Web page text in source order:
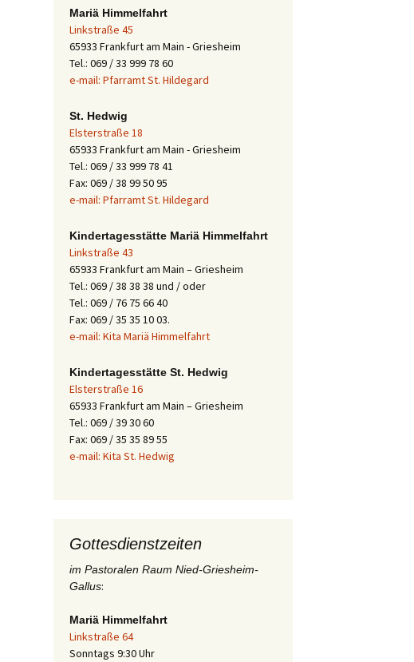
Mariä Himmelfahrt
Linkstraße 45
65933 Frankfurt am Main - Griesheim
Tel.: 069 / 33 999 78 60
e-mail: Pfarramt St. Hildegard
St. Hedwig
Elsterstraße 18
65933 Frankfurt am Main - Griesheim
Tel.: 069 / 33 999 78 41
Fax: 069 / 38 99 50 95
e-mail: Pfarramt St. Hildegard
Kindertagesstätte Mariä Himmelfahrt
Linkstraße 43
65933 Frankfurt am Main – Griesheim
Tel.: 069 / 38 38 38 und / oder
Tel.: 069 / 76 75 66 40
Fax: 069 / 35 35 10 03.
e-mail: Kita Mariä Himmelfahrt
Kindertagesstätte St. Hedwig
Elsterstraße 16
65933 Frankfurt am Main – Griesheim
Tel.: 069 / 39 30 60
Fax: 069 / 35 35 89 55
e-mail: Kita St. Hedwig
Gottesdienstzeiten
im Pastoralen Raum Nied-Griesheim-
Gallus:
Mariä Himmelfahrt
Linkstraße 64
Sonntags 9:30 Uhr